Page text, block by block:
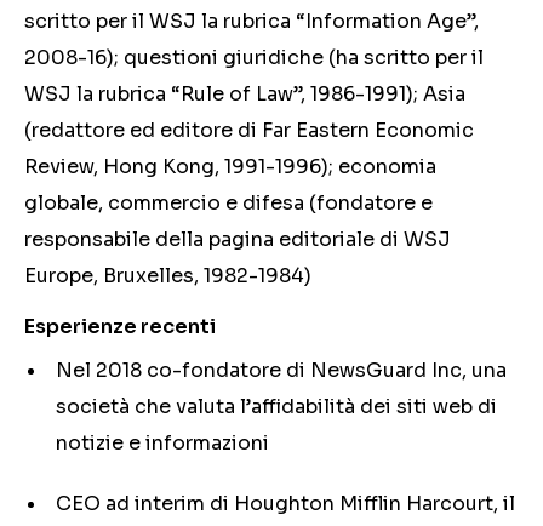
scritto per il WSJ la rubrica “Information Age”,
2008-16); questioni giuridiche (ha scritto per il
WSJ la rubrica “Rule of Law”, 1986-1991); Asia
(redattore ed editore di Far Eastern Economic
Review, Hong Kong, 1991-1996); economia
globale, commercio e difesa (fondatore e
responsabile della pagina editoriale di WSJ
Europe, Bruxelles, 1982-1984)
Esperienze recenti
Nel 2018 co-fondatore di NewsGuard Inc, una
società che valuta l’affidabilità dei siti web di
notizie e informazioni
CEO ad interim di Houghton Mifflin Harcourt, il